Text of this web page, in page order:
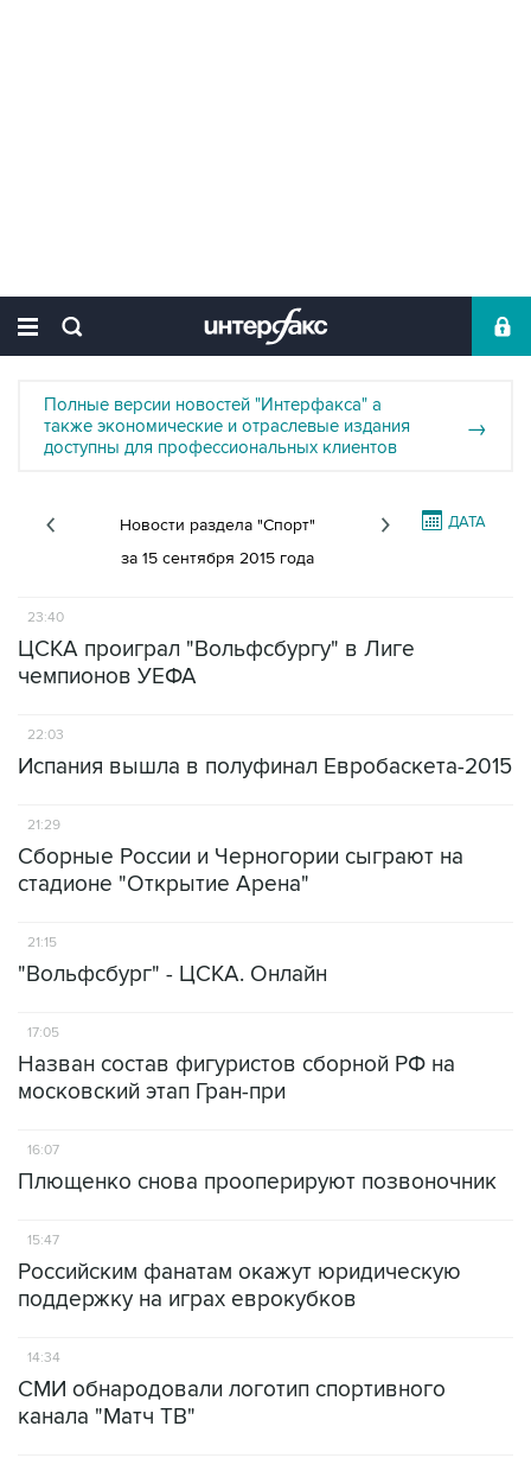
Полные версии новостей "Интерфакса" а
также экономические и отраслевые издания
доступны для профессиональных клиентов
→
Новости раздела "Спорт"
за 15 сентября 2015 года
ДАТА
23:40
ЦСКА проиграл "Вольфсбургу" в Лиге
чемпионов УЕФА
22:03
Испания вышла в полуфинал Евробаскета-2015
21:29
Сборные России и Черногории сыграют на
стадионе "Открытие Арена"
21:15
"Вольфсбург" - ЦСКА. Онлайн
17:05
Назван состав фигуристов сборной РФ на
московский этап Гран-при
16:07
Плющенко снова прооперируют позвоночник
15:47
Российским фанатам окажут юридическую
поддержку на играх еврокубков
14:34
СМИ обнародовали логотип спортивного
канала "Матч ТВ"